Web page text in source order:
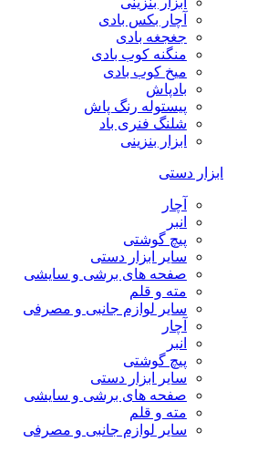
آچار بکس بادی
جغجغه بادی
منگنه کوب بادی
میخ کوب بادی
بادپاش
پیستوله رنگ پاش
شلنگ فنری باد
ابزار بنزینی
ابزار دستی
آچار
انبر
پیچ گوشتی
سایر ابزار دستی
صفحه های برشی و سایشی
مته و قلم
سایر لوازم جانبی و مصرفی
آچار
انبر
پیچ گوشتی
سایر ابزار دستی
صفحه های برشی و سایشی
مته و قلم
سایر لوازم جانبی و مصرفی